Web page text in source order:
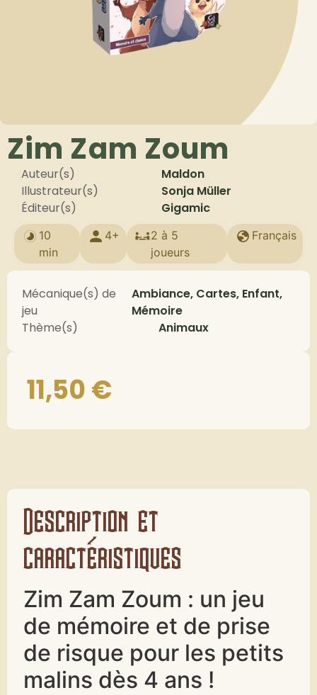
Zim Zam Zoum
Auteur(s)
Maldon
Illustrateur(s)
Sonja Müller
Éditeur(s)
Gigamic
10
min
4+
2 à 5
joueurs
Français
Mécanique(s) de
jeu
Ambiance, Cartes, Enfant,
Mémoire
Thème(s)
Animaux
11,50€
Description et
caractéristiques
Zim Zam Zoum : un jeu
de mémoire et de prise
de risque pour les petits
malins dès 4 ans !